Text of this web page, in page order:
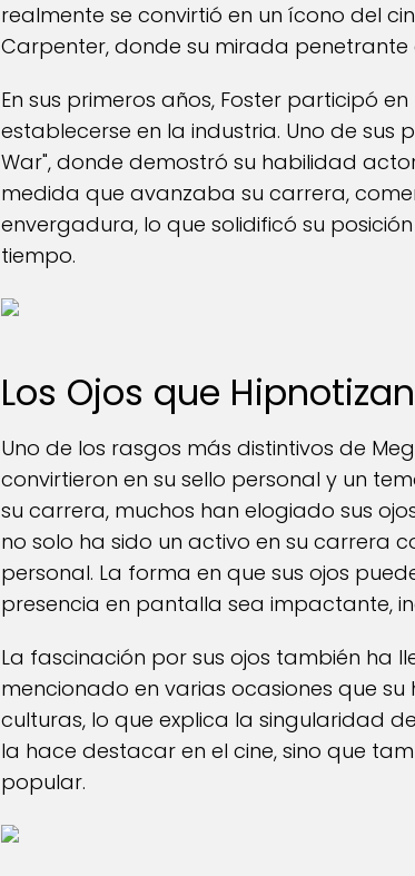
realmente se convirtió en un ícono del
Carpenter, donde su mirada
En sus primeros años, Foster participó
establecerse en la industria. Uno de sus
War", donde demostró su habilidad
medida que avanzaba su carrera,
envergadura, lo que solidificó su
tiempo.
Los Ojos que Hipnotizan
Uno de los rasgos más distintivos de
convirtieron en su sello personal y un
su carrera, muchos han elogiado sus
no solo ha sido un activo en su carrera
personal. La forma en que sus ojos
presencia en pantalla sea impactante,
La fascinación por sus ojos también ha
mencionado en varias ocasiones que
culturas, lo que explica la singularidad
la hace destacar en el cine, sino que
popular.